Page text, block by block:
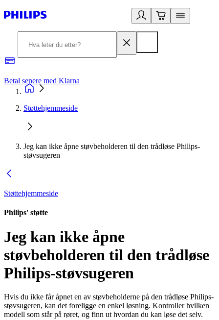
Betal senere med Klarna
Støttehjemmeside
Jeg kan ikke åpne støvbeholderen til den trådløse Philips-
støvsugeren
Støttehjemmeside
Philips' støtte
Jeg kan ikke åpne
støvbeholderen til den trådløse
Philips-støvsugeren
Hvis du ikke får åpnet en av støvbeholderne på den trådløse Philips-
støvsugeren, kan det foreligge en enkel løsning. Kontroller hvilken
modell som står på røret, og finn ut hvordan du kan løse det selv.